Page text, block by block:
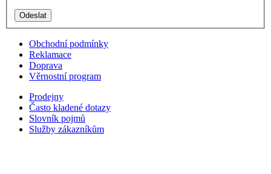
Obchodní podmínky
Reklamace
Doprava
Věrnostní program
Prodejny
Často kladené dotazy
Slovník pojmů
Služby zákazníkům